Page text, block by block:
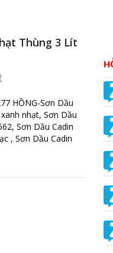
Thùng 3 Lít
HỒNG-Sơn Dầu
nhạt, Sơn Dầu
Sơn Dầu Cadin
, Sơn Dầu Cadin